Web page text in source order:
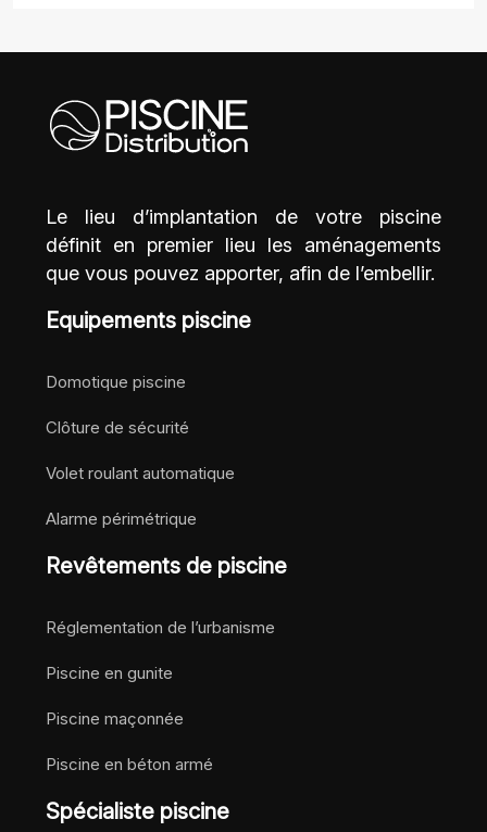
Le lieu d’implantation de votre piscine
définit en premier lieu les aménagements
que vous pouvez apporter, afin de l’embellir.
Equipements piscine
Domotique piscine
Clôture de sécurité
Volet roulant automatique
Alarme périmétrique
Revêtements de piscine
Réglementation de l’urbanisme
Piscine en gunite
Piscine maçonnée
Piscine en béton armé
Spécialiste piscine